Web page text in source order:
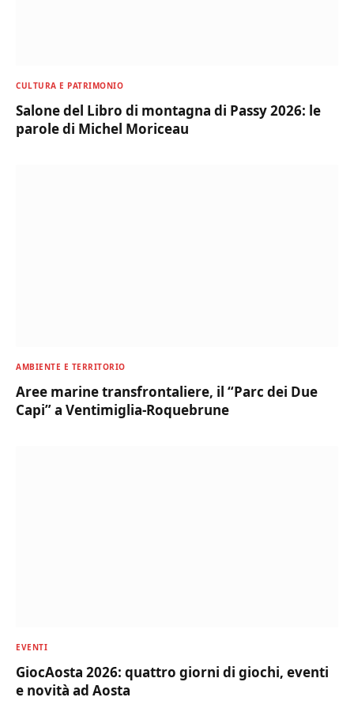
CULTURA E PATRIMONIO
Salone del Libro di montagna di Passy 2026: le
parole di Michel Moriceau
AMBIENTE E TERRITORIO
Aree marine transfrontaliere, il “Parc dei Due
Capi” a Ventimiglia-Roquebrune
EVENTI
GiocAosta 2026: quattro giorni di giochi, eventi
e novità ad Aosta